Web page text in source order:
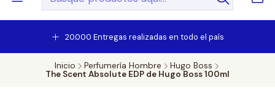
20.000 Entregas realizadas en todo el país
Inicio Perfumería Hombre
Hugo Boss
The Scent Absolute EDP de Hugo Boss 100ml